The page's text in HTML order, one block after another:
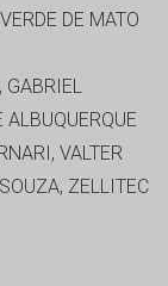
DE MATO
GABRIEL
VALTER
ZELLITEC